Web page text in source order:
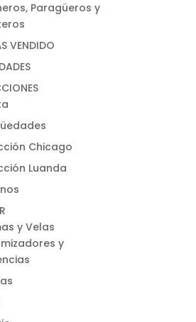
Paragüeros y
VENDIDO
Chicago
Luanda
y Velas
y